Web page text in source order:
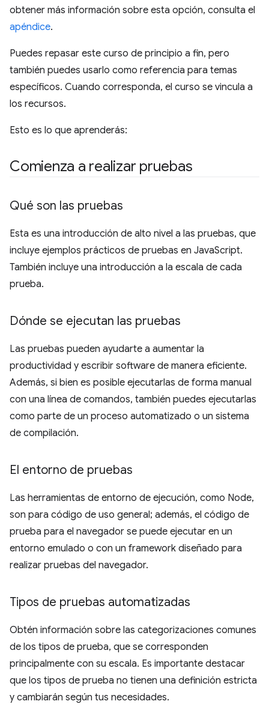
obtener más información sobre esta opción, consulta el
apéndice.
Puedes repasar este curso de principio a fin, pero
también puedes usarlo como referencia para temas
específicos. Cuando corresponda, el curso se vincula a
los recursos.
Esto es lo que aprenderás:
Comienza a realizar pruebas
Qué son las pruebas
Esta es una introducción de alto nivel a las pruebas, que
incluye ejemplos prácticos de pruebas en JavaScript.
También incluye una introducción a la escala de cada
prueba.
Dónde se ejecutan las pruebas
Las pruebas pueden ayudarte a aumentar la
productividad y escribir software de manera eficiente.
Además, si bien es posible ejecutarlas de forma manual
con una línea de comandos, también puedes ejecutarlas
como parte de un proceso automatizado o un sistema
de compilación.
El entorno de pruebas
Las herramientas de entorno de ejecución, como Node,
son para código de uso general; además, el código de
prueba para el navegador se puede ejecutar en un
entorno emulado o con un framework diseñado para
realizar pruebas del navegador.
Tipos de pruebas automatizadas
Obtén información sobre las categorizaciones comunes
de los tipos de prueba, que se corresponden
principalmente con su escala. Es importante destacar
que los tipos de prueba no tienen una definición estricta
y cambiarán según tus necesidades.